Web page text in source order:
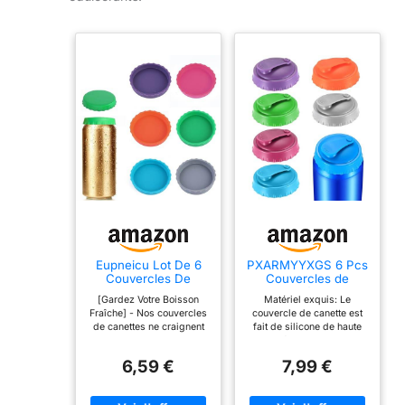
Eupneicu Lot De 6
Couvercles De
Canette De Soda,
Couvercle De
Canette De Soda En
Silicone,
Bouchon, Pour
Verres À Eau,
Bouteilles De Soda
[Gardez Votre Boisson
Fraîche] - Nos couvercles
de canettes ne craignent
poussière qui s'infiltrent
[Réutilisable] - Adoptez
6,59 €
PXARMYYXGS 6 Pcs
Couvercles de
pour Soda et Bière
Matériel exquis: Le
couvercle de canette est
fait de silicone de haute
agréable, sans odeur,
facile à déformer ou à
7,99 €